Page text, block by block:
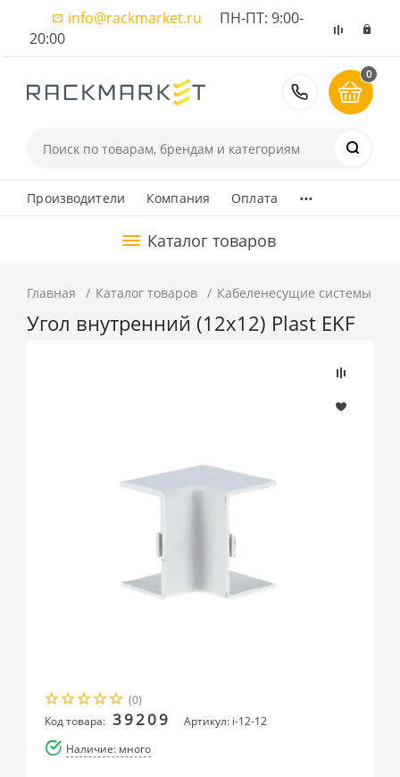
info@rackmarket.ru ПН-ПТ: 9:00-
20:00
8 (495)
0
Производители Компания Оплата ...
Каталог товаров
Главная Каталог товаров Кабеленесущие системы
Угол внутренний (12х12) Plast EKF
(0)
Код товара: 39209
Артикул: i-12-12
Наличие: много